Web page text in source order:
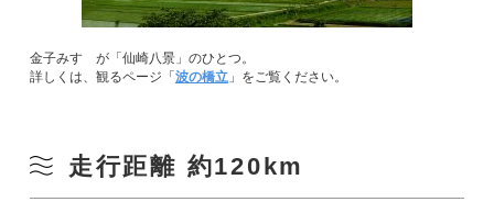
金子みすゞが「仙崎八景」のひとつ。
詳しくは、観るページ「波の橋立」をご覧ください。
走行距離 約120km